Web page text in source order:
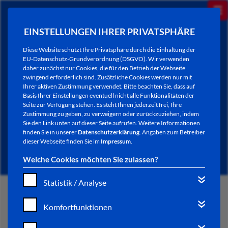
EINSTELLUNGEN IHRER PRIVATSPHÄRE
Diese Website schützt Ihre Privatsphäre durch die Einhaltung der
EU-Datenschutz-Grundverordnung (DSGVO). Wir verwenden
daher zunächst nur Cookies, die für den Betrieb der Webseite
zwingend erforderlich sind. Zusätzliche Cookies werden nur mit
Ihrer aktiven Zustimmung verwendet. Bitte beachten Sie, dass auf
Basis Ihrer Einstellungen eventuell nicht alle Funktionalitäten der
Seite zur Verfügung stehen. Es steht Ihnen jederzeit frei, Ihre
Zustimmung zu geben, zu verweigern oder zurückzuziehen, indem
Sie den Link unten auf dieser Seite aufrufen. Weitere Informationen
finden Sie in unsererDatenschutzerklärung. Angaben zum Betreiber
dieser Webseite finden Sie im Impressum.
Welche Cookies möchten Sie zulassen?
Statistik / Analyse
Komfortfunktionen
NEWSLETTER / CITY LETTER
START